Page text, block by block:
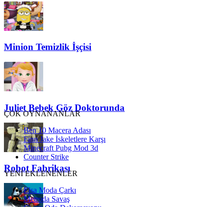
Minion Temizlik İşçisi
Juliet Bebek Göz Doktorunda
Robot Fabrikası
ÇOK OYNANANLAR
Ben 10 Macera Adası
Finn Jake İskeletlere Karşı
Minecraft Pubg Mod 3d
Counter Strike
YENİ EKLENENLER
Elsa Moda Çarkı
Metroda Savaş